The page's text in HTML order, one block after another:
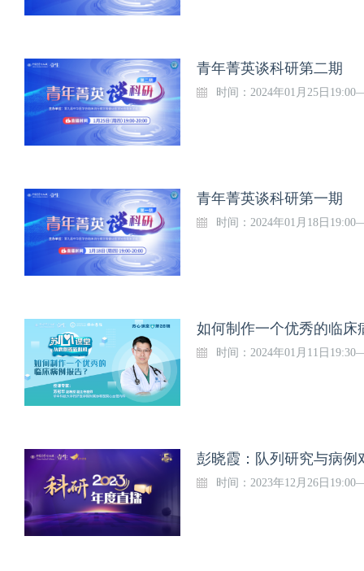
青年菁英谈科研第二期
时间：2024年01月25日
青年菁英谈科研第一期
时间：2024年01月18日
如何制作一个优秀的临床
时间：2024年01月11日
彭晓霞：队列研究与病例
时间：2023年12月26日